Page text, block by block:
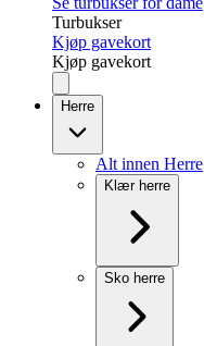
Turbukser
Kjøp gavekort
Kjøp gavekort
Herre
Alt innen Herre
Klær herre
Sko herre